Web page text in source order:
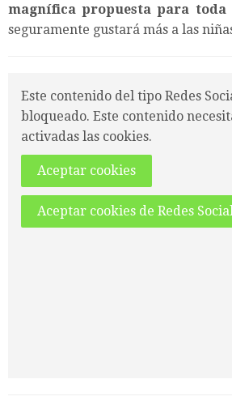
magnífica propuesta para
seguramente gustará más a las
Este contenido del tipo Redes
bloqueado. Este contenido
activadas las cookies.
Aceptar cookies
Aceptar cookies de Redes